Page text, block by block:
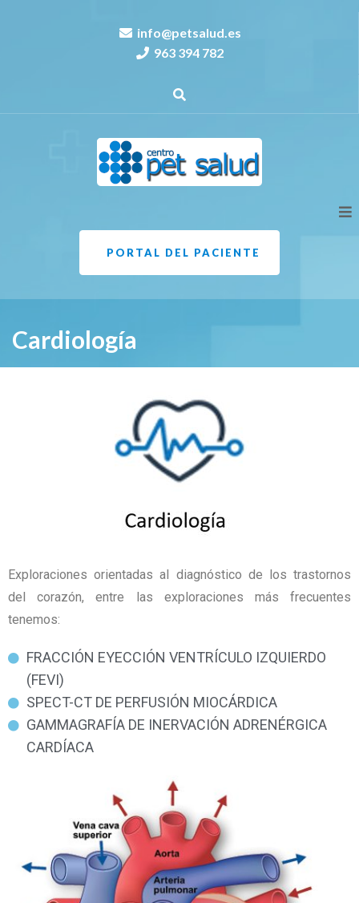
info@petsalud.es
963 394 782
PORTAL DEL PACIENTE
Cardiología
Exploraciones orientadas al diagnóstico de los trastornos
del corazón, entre las exploraciones más frecuentes
tenemos:
FRACCIÓN EYECCIÓN VENTRÍCULO IZQUIERDO
(FEVI)
SPECT-CT DE PERFUSIÓN MIOCÁRDICA
GAMMAGRAFÍA DE INERVACIÓN ADRENÉRGICA
CARDÍACA